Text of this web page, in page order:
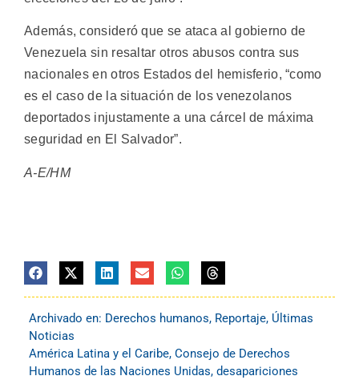
Además, consideró que se ataca al gobierno de
Venezuela sin resaltar otros abusos contra sus
nacionales en otros Estados del hemisferio, “como
es el caso de la situación de los venezolanos
deportados injustamente a una cárcel de máxima
seguridad en El Salvador”.
A-E/HM
Archivado en: Derechos humanos, Reportaje, Últimas
Noticias
América Latina y el Caribe, Consejo de Derechos
Humanos de las Naciones Unidas, desapariciones